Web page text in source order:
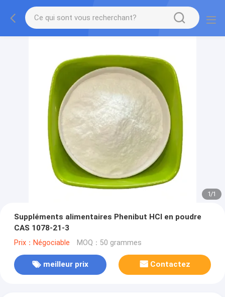
1/1
Suppléments alimentaires Phenibut HCl en poudre
CAS 1078-21-3
Prix：Négociable MOQ：50 grammes
meilleur prix Contactez